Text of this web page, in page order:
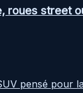
roues street
pensé pour